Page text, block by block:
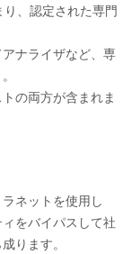
、認定された専門
ナライザなど、専
の両方が含まれま
ネットを使用し
をバイパスして社
ります。